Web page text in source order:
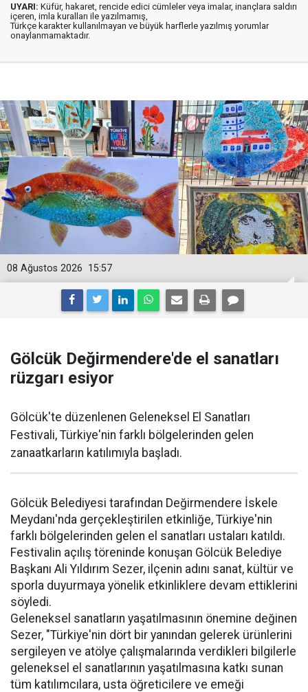
UYARI: Küfür, hakaret, rencide edici cümleler veya imalar, inançlara saldırı
içeren, imla kuralları ile yazılmamış,
Türkçe karakter kullanılmayan ve büyük harflerle yazılmış yorumlar
onaylanmamaktadır.
15:57
08 Ağustos 2026
Gölcük Değirmendere'de el sanatları
rüzgarı esiyor
Gölcük'te düzenlenen Geleneksel El Sanatları
Festivali, Türkiye'nin farklı bölgelerinden gelen
zanaatkarların katılımıyla başladı.
Gölcük Belediyesi tarafından Değirmendere İskele
Meydanı'nda gerçekleştirilen etkinliğe, Türkiye'nin
farklı bölgelerinden gelen el sanatları ustaları katıldı.
Festivalin açılış töreninde konuşan Gölcük Belediye
Başkanı Ali Yıldırım Sezer, ilçenin adını sanat, kültür ve
sporla duyurmaya yönelik etkinliklere devam ettiklerini
söyledi.
Geleneksel sanatların yaşatılmasının önemine değinen
Sezer, "Türkiye'nin dört bir yanından gelerek ürünlerini
sergileyen ve atölye çalışmalarında verdikleri bilgilerle
geleneksel el sanatlarının yaşatılmasına katkı sunan
tüm katılımcılara, usta öğreticilere ve emeği